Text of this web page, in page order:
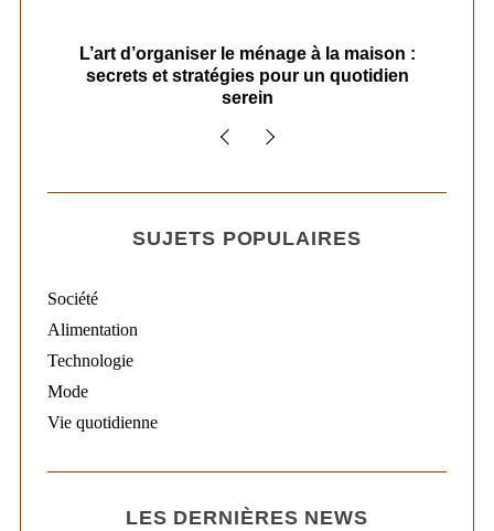
L’art d’organiser le ménage à la maison :
secrets et stratégies pour un quotidien
serein
SUJETS POPULAIRES
Société
Alimentation
Technologie
Mode
Vie quotidienne
LES DERNIÈRES NEWS